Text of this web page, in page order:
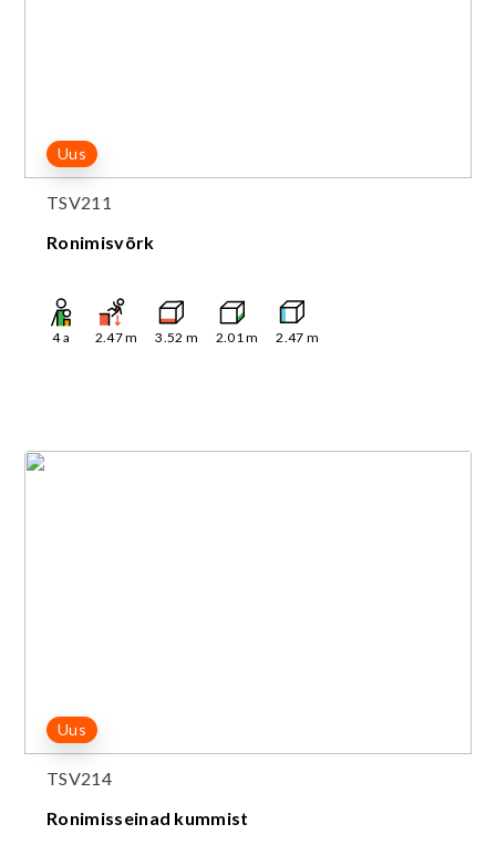
Uus
TSV211
Ronimisvõrk
4a 2.47m 3.52 m 2.01m 2.47 m
Uus
TSV214
Ronimisseinad kummist